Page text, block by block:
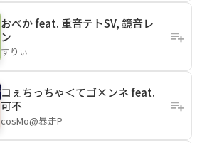
おべか feat. 重音テトSV, 鏡音レ
ン
すりぃ
コぇちっちゃ＜てゴ×ンネ feat.
可不
cosMo@暴走P